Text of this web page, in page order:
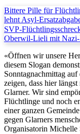
Bittere Pille für
lehnt Asyl-
SVP-
Oberwil-Lieli mit Nazi-
«Öffnen wir unsere
diesem Slogan
Sonntagnachmittag
zeigen, dass hier
Glarner. Wir sind
Flüchtlinge und noch
einer ganzen
gegen Glarners
Organisatorin Michelle